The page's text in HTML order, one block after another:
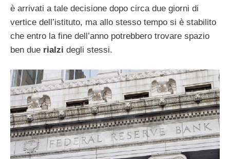
è arrivati a tale decisione dopo circa due giorni di
vertice dell’istituto, ma allo stesso tempo si è stabilito
che entro la fine dell’anno potrebbero trovare spazio
ben due rialzi degli stessi.